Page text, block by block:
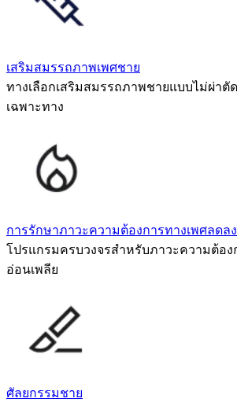
เสริมสมรรถภาพเพศชาย
ทางเลือกเสริมสมรรถภาพชายแบบไม่ผ่าตั
เฉพาะทาง
การรักษาภาวะความต้องการทางเพศลดลง
โปรแกรมครบวงจรสำหรับภาวะความต้อง
อ่อนเพลีย
ศัลยกรรมชาย